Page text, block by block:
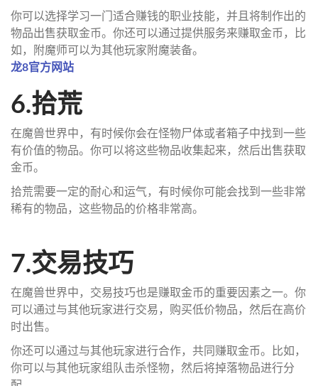
你可以选择学习一门适合赚钱的职业技能，并且将制作出的
物品出售获取金币。你还可以通过提供服务来赚取金币，比
如，附魔师可以为其他玩家附魔装备。
龙8官方网站
6.拾荒
在魔兽世界中，有时候你会在怪物尸体或者箱子中找到一些
有价值的物品。你可以将这些物品收集起来，然后出售获取
金币。
拾荒需要一定的耐心和运气，有时候你可能会找到一些非常
稀有的物品，这些物品的价格非常高。
7.交易技巧
在魔兽世界中，交易技巧也是赚取金币的重要因素之一。你
可以通过与其他玩家进行交易，购买低价物品，然后在高价
时出售。
你还可以通过与其他玩家进行合作，共同赚取金币。比如，
你可以与其他玩家组队击杀怪物，然后将掉落物品进行分